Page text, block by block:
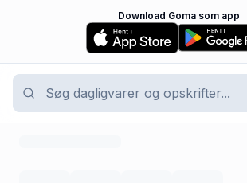
Download Goma som app